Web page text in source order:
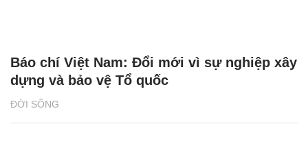
ĐỜI SỐNG
Báo chí Việt Nam: Đổi mới vì sự nghiệp xây
dựng và bảo vệ Tổ quốc